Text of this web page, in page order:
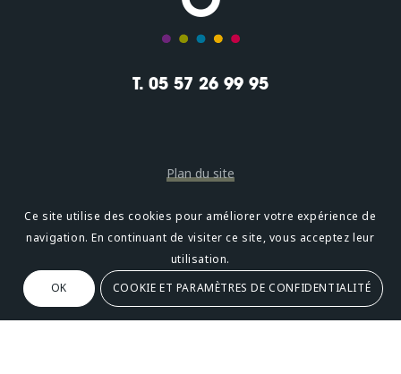
T. 05 57 26 99 95
Plan du site
Mentions légales
Confidentialité
Oméni2, avenue Léonard de Vinci 33600 PESSAC
Ce site utilise des cookies pour améliorer votre expérience de
navigation. En continuant de visiter ce site, vous acceptez leur
utilisation.
OK
COOKIE ET PARAMÈTRES DE CONFIDENTIALITÉ